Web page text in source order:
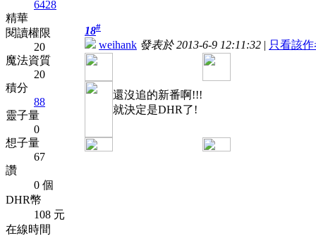
6428
精華
閱讀權限
20
魔法資質
20
積分
88
靈子量
0
想子量
67
讚
0 個
DHR幣
108 元
在線時間
18#
weihank 發表於 2013-6-9 12:11:32 | 只看該
還沒追的新番啊!!!
就決定是DHR了!